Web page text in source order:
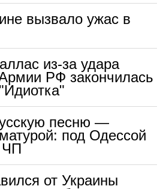
вызвало ужас в
из-за удара
РФ закончилась
песню —
под Одессой
ЧП
от Украины